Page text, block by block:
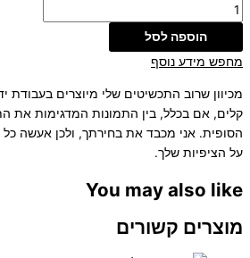
הוספה לסל
מחפש מידע נוסף
מכיוון שרוב התכשיטים שלי מיוצרים בעבודת
קלים, אם בכלל, בין התמונות המדגימות את
הסופית. אני מכבד את בחירתך, ולכן אעשה
על הציפיות שלך.
You may also like
מוצרים קשורים